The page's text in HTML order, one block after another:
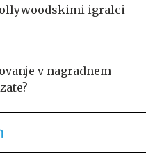
igralci
v nagradnem